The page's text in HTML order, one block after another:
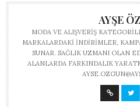
AYŞE
MODA VE ALIŞVERIŞ
MARKALARDAKI INDIRIMLER,
SUNAR. SAĞLIK UZMANI OLAN
ALANLARDA FARKINDALIK